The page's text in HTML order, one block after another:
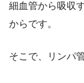
細血管から吸収
からです。
そこで、リンパ